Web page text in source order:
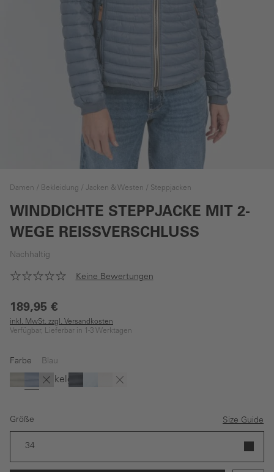
Damen Bekleidung Jacken & Westen Steppjacken
WINDDICHTE STEPPJACKE MIT 2-
WEGE REISSVERSCHLUSS
Nachhaltig
Keine Bewertungen
189,95 €
inkl. MwSt. zzgl. Versandkosten
Verfügbar, Lieferbar in 1-3 Werktagen
Farbe Blau
GrünBlauSchwarz
(Diese Option ist zurzeit nicht verfügbar.)
Dunkelgrün
Dunkelblau
HellblauWollweiß
Rosé
(Diese Option ist zurzeit nicht verfügbar.)
Größe Size Guide
34